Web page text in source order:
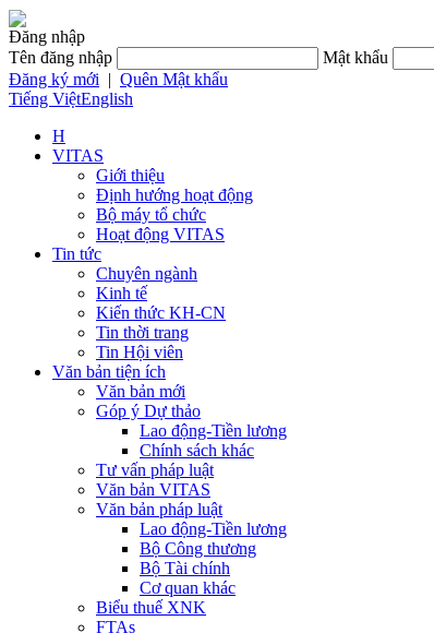
Đăng nhập
Tên đăng nhập
Mật khẩu
Đăng ký mới | Quên Mật khẩu
Tiếng ViệtEnglish
H
VITAS
Giới thiệu
Định hướng hoạt động
Bộ máy tổ chức
Hoạt động VITAS
Tin tức
Chuyên ngành
Kinh tế
Kiến thức KH-CN
Tin thời trang
Tin Hội viên
Văn bản tiện ích
Văn bản mới
Góp ý Dự thảo
Lao động-Tiền lương
Chính sách khác
Tư vấn pháp luật
Văn bản VITAS
Văn bản pháp luật
Lao động-Tiền lương
Bộ Công thương
Bộ Tài chính
Cơ quan khác
Biểu thuế XNK
FTAs